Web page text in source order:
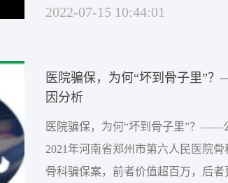
布全国《2021届百强中医院》，其
2022-07-15 10:44:01
医院骗保，为何“坏到骨子里”
因分析
医院骗保，为何“坏到骨子里”？——
2021年河南省郑州市第六人民医院
骨科骗保案，前者价值超百万，后